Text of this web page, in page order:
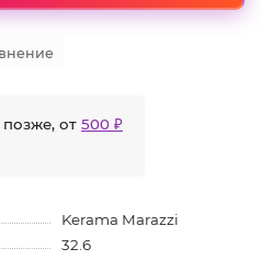
от 500 ₽
Kerama Marazzi
32.6